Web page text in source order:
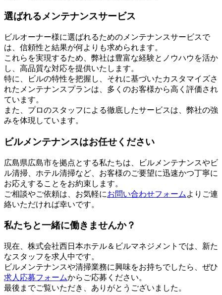
選ばれるメンテナンスサービス
ビルオーナー様に選ばれるためのメンテナンスサービスで
は、信頼性と結果が何よりも求められます。
これらを実現するため、弊社は豊富な経験とノウハウを活か
し、高品質な対応を提供いたします。
特に、ビルの特性を把握し、それに基づいたカスタマイズさ
れたメンテナンスプランは、多くのお客様から高く評価され
ています。
また、プロのスタッフによる徹底したサービスは、弊社の強
みを体現しています。
ビルメンテナンスはお任せください
広島県広島市を拠点とする私たちは、ビルメンテナンスやビ
ル清掃、ホテル清掃など、お客様のご要望に迅速かつ丁寧に
お応えすることをお約束します。
ご相談やご依頼は、お気軽にお問い合わせフォーム よりご連
絡いただければ幸いです。
私たちと一緒に働きませんか？
現在、株式会社西日本ホテル＆ビルマネジメントでは、新た
なスタッフを求人中です。
ビルメンテナンスや清掃業務に興味をお持ちでしたら、ぜひ
求人応募フォームからご応募ください。
最後までご覧いただき、ありがとうございました。